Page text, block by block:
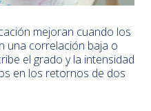
mejoran cuando los
una correlación baja o
el grado y la intensidad
en los retornos de dos